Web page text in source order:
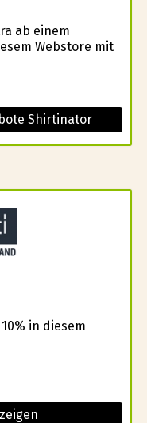
ab einem
Webstore mit
Shirtinator
in diesem